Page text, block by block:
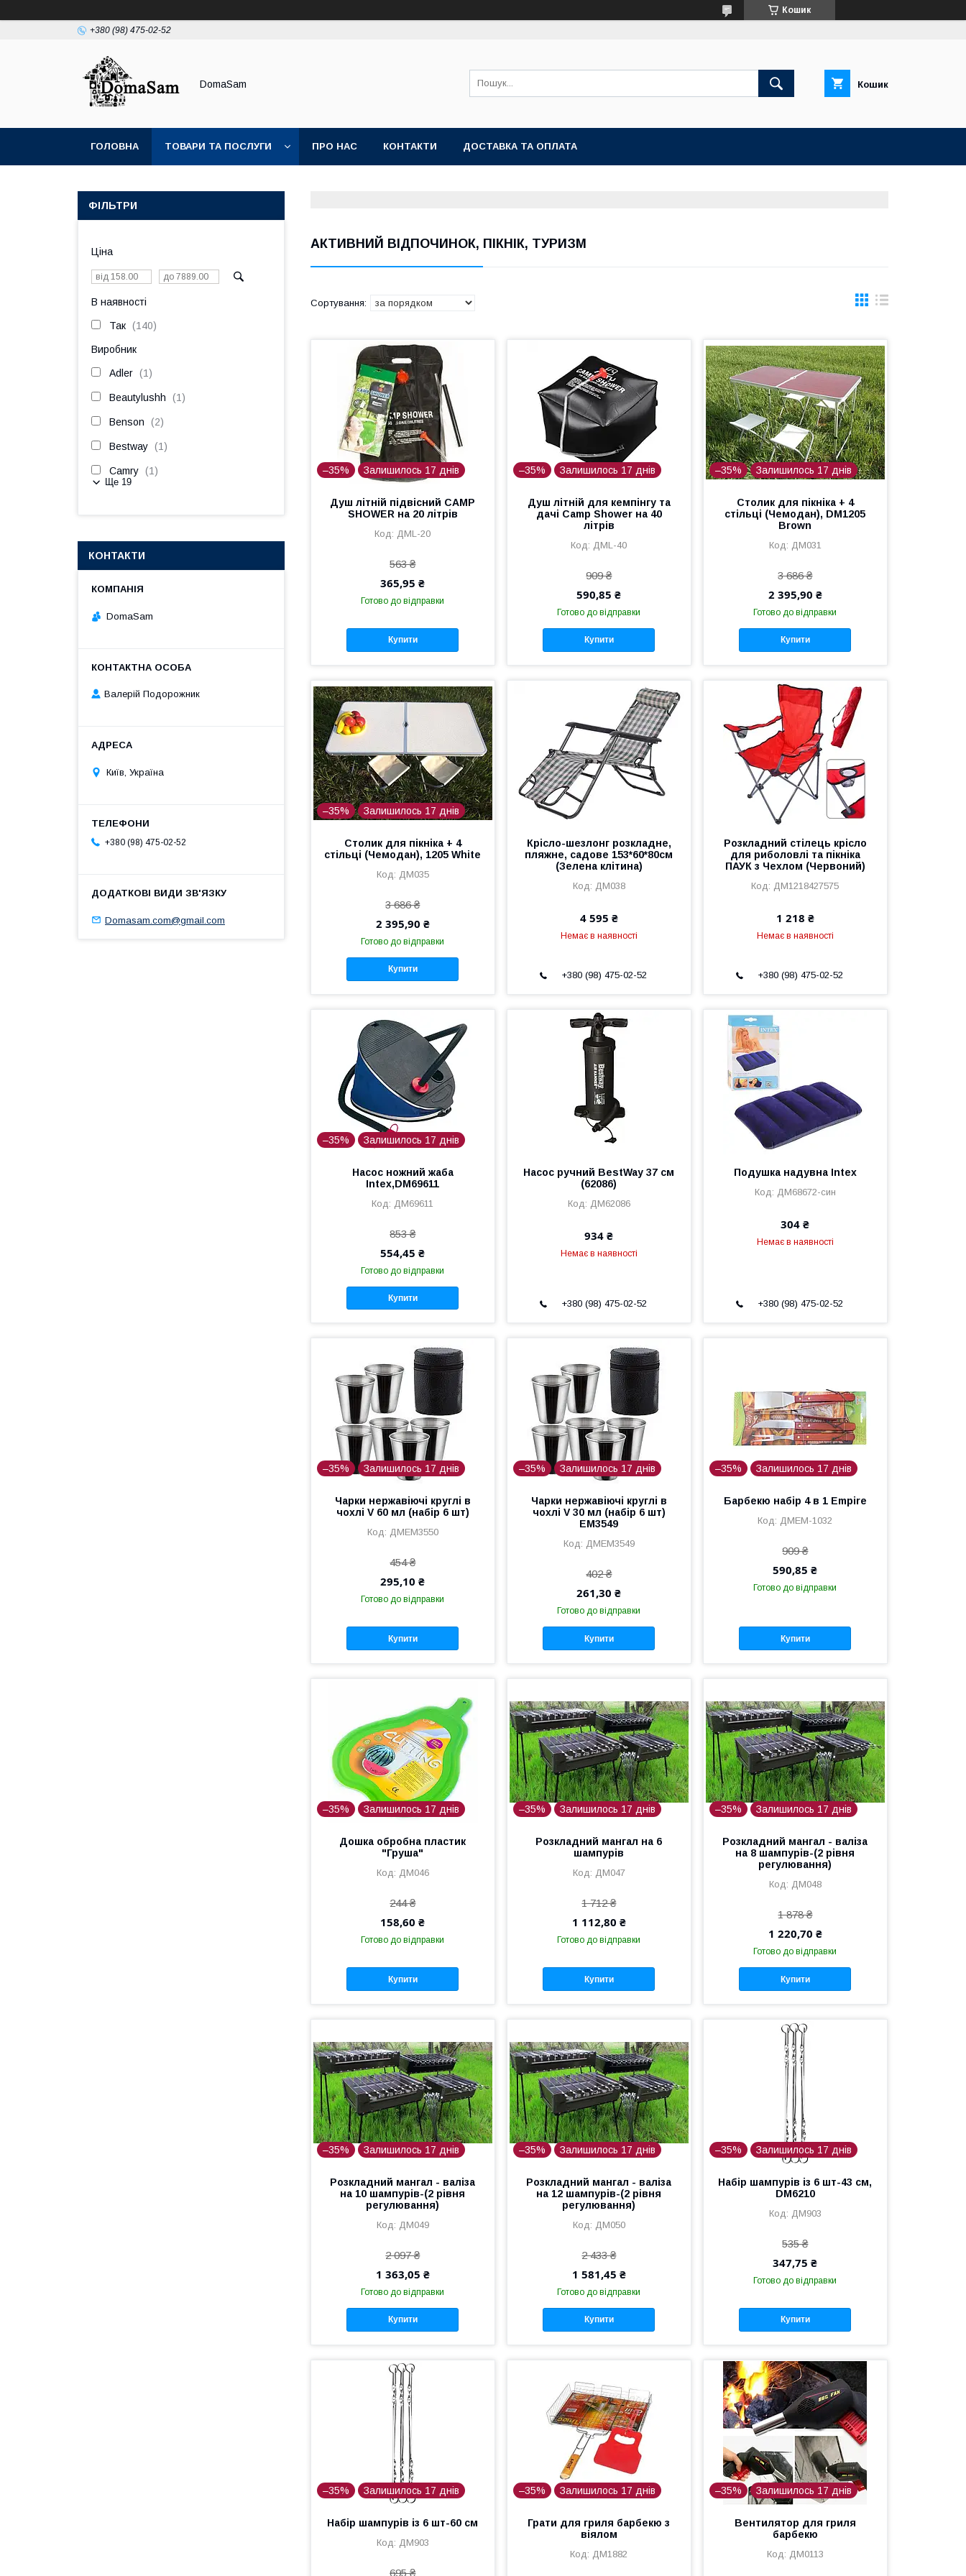
Кошик
+380 (98) 475-02-52
DomaSam Кошик
ГОЛОВНА ТОВАРИ ТА ПОСЛУГИ ПРО НАС КОНТАКТИ ДОСТАВКА ТА ОПЛАТА
АКТИВНИЙ ВІДПОЧИНОК, ПІКНІК, ТУРИЗМ
–35% Залишилось 17 днів
Душ літній підвісний CAMP
SHOWER на 20 літрів
ДМL-20
563 ₴
365,95 ₴
Готово до відправки
Купити
–35% Залишилось 17 днів
Душ літній для кемпінгу та
дачі Camp Shower на 40
літрів
ДМL-40
909 ₴
590,85 ₴
Готово до відправки
Купити
–35% Залишилось 17 днів
Столик для пікніка + 4
стільці (Чемодан), DM1205
Brown
ДМ031
3 686 ₴
2 395,90 ₴
Готово до відправки
Купити
–35% Залишилось 17 днів
Столик для пікніка + 4
стільці (Чемодан), 1205 White
ДМ035
3 686 ₴
2 395,90 ₴
Готово до відправки
Купити
Крісло-шезлонг розкладне,
пляжне, садове 153*60*80см
(Зелена клітина)
ДМ038
4 595 ₴
Немає в наявності
+380 (98) 475-02-52
Розкладний стілець крісло
для риболовлі та пікніка
ПАУК з Чехлом (Червоний)
ДМ1218427575
1 218 ₴
Немає в наявності
+380 (98) 475-02-52
–35% Залишилось 17 днів
Насос ножний жаба
Intex,DM69611
ДМ69611
853 ₴
554,45 ₴
Готово до відправки
Купити
Насос ручний BestWay 37 см
(62086)
ДМ62086
934 ₴
Немає в наявності
+380 (98) 475-02-52
Подушка надувна Intex
ДМ68672-син
304 ₴
Немає в наявності
+380 (98) 475-02-52
–35% Залишилось 17 днів
Чарки нержавіючі круглі в
чохлі V 60 мл (набір 6 шт)
ДМEM3550
454 ₴
295,10 ₴
Готово до відправки
Купити
–35% Залишилось 17 днів
Чарки нержавіючі круглі в
чохлі V 30 мл (набір 6 шт)
EM3549
ДМEM3549
402 ₴
261,30 ₴
Готово до відправки
Купити
–35% Залишилось 17 днів
Барбекю набір 4 в 1 Empire
ДМEM-1032
909 ₴
590,85 ₴
Готово до відправки
Купити
–35% Залишилось 17 днів
Дошка обробна пластик
"Груша"
ДМ046
244 ₴
158,60 ₴
Готово до відправки
Купити
–35% Залишилось 17 днів
Розкладний мангал на 6
шампурів
ДМ047
1 712 ₴
1 112,80 ₴
Готово до відправки
Купити
–35% Залишилось 17 днів
Розкладний мангал - валіза
на 8 шампурів-(2 рівня
регулювання)
ДМ048
1 878 ₴
1 220,70 ₴
Готово до відправки
Купити
–35% Залишилось 17 днів
Розкладний мангал - валіза
на 10 шампурів-(2 рівня
регулювання)
ДМ049
2 097 ₴
1 363,05 ₴
Готово до відправки
Купити
–35% Залишилось 17 днів
Розкладний мангал - валіза
на 12 шампурів-(2 рівня
регулювання)
ДМ050
2 433 ₴
1 581,45 ₴
Готово до відправки
Купити
–35% Залишилось 17 днів
Набір шампурів із 6 шт-43 см,
DM6210
ДМ903
535 ₴
347,75 ₴
Готово до відправки
Купити
–35% Залишилось 17 днів
Набір шампурів із 6 шт-60 см
ДМ903
695 ₴
–35% Залишилось 17 днів
Грати для гриля барбекю з
віялом
ДМ1882
–35% Залишилось 17 днів
Вентилятор для гриля
барбекю
ДМ0113
ФІЛЬТРИ
Ціна
В наявності
Так 140
Виробник
Adler 1
Beautylushh 1
Benson 2
Bestway 1
Camry 1
Ще 19
КОНТАКТИ
DomaSam
Валерій Подорожник
Київ, Україна
+380 (98) 475-02-52
Domasam.com@gmail.com